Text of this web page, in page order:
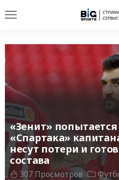
«Зенит» попытается
«Спартака»
несут потери и
состава
307 Просмотров